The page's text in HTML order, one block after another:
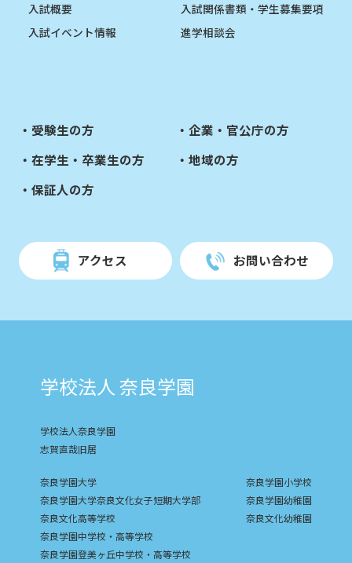
入試概要
入試イベント情報
入試関係書類・学生募集要項
進学相談会
受験生の方
在学生・卒業生の方
保証人の方
企業・官公庁の方
地域の方
アクセス お問い合わせ
学校法人 奈良学園
学校法人奈良学園
志賀直哉旧居
奈良学園大学
奈良学園大学奈良文化女子短期大学部
奈良文化高等学校
奈良学園中学校・高等学校
奈良学園登美ヶ丘中学校・高等学校
奈良学園小学校
奈良学園幼稚園
奈良文化幼稚園